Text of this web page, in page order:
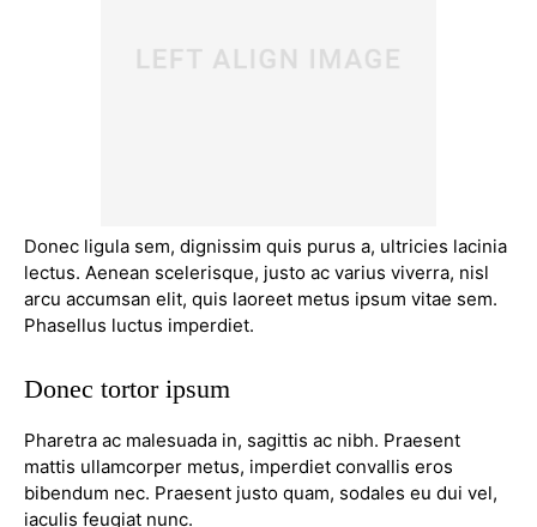
Donec ligula sem, dignissim quis purus a, ultricies lacinia
lectus. Aenean scelerisque, justo ac varius viverra, nisl
arcu accumsan elit, quis laoreet metus ipsum vitae sem.
Phasellus luctus imperdiet.
Donec tortor ipsum
Pharetra ac malesuada in, sagittis ac nibh. Praesent
mattis ullamcorper metus, imperdiet convallis eros
bibendum nec. Praesent justo quam, sodales eu dui vel,
iaculis feugiat nunc.